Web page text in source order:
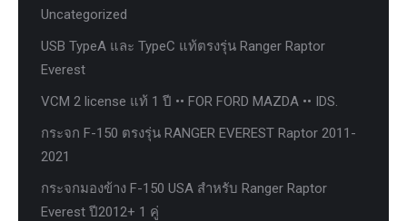
Uncategorized
USB TypeA และ TypeC แท้ตรงรุ่น Ranger Raptor
Everest
VCM 2 license แท้ 1 ปี •• FOR FORD MAZDA •• IDS.
กระจก F-150 ตรงรุ่น RANGER EVEREST Raptor 2011-
2021
กระจกมองข้าง F-150 USA สำหรับ Ranger Raptor
Everest ปี2012+ 1 คู่